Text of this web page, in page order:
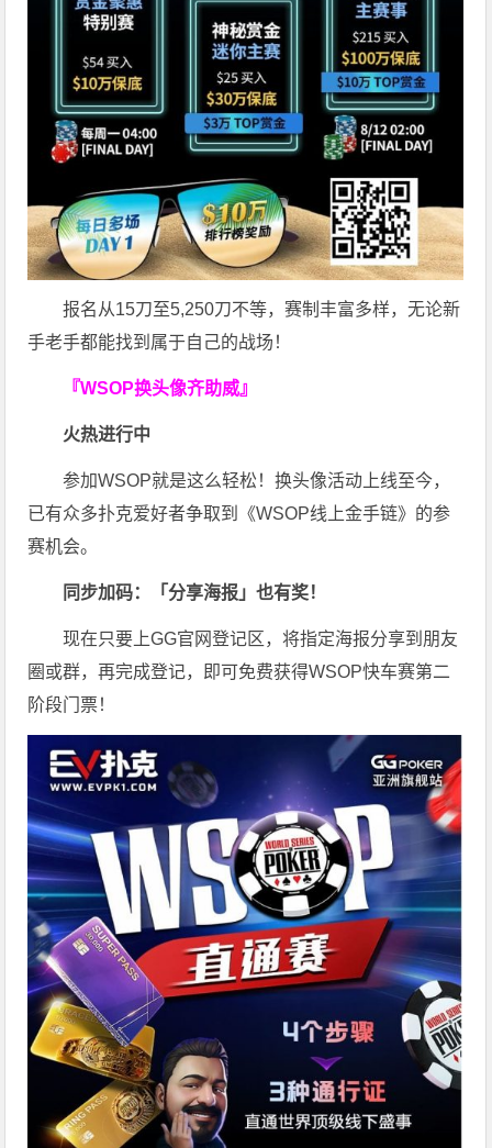
报名从15刀至5,250刀不等，赛制丰富多样，无论新
手老手都能找到属于自己的战场！
『WSOP换头像齐助威』
火热进行中
参加WSOP就是这么轻松！换头像活动上线至今，
已有众多扑克爱好者争取到《WSOP线上金手链》的参
赛机会。
同步加码：「分享海报」也有奖！
现在只要上GG官网登记区，将指定海报分享到朋友
圈或群，再完成登记，即可免费获得WSOP快车赛第二
阶段门票！